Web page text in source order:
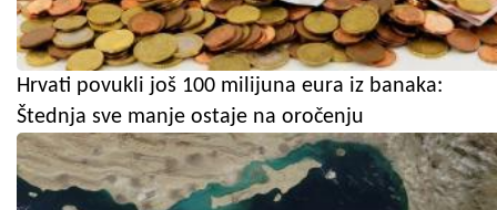
Hrvati povukli još 100 milijuna eura iz banaka:
Štednja sve manje ostaje na oročenju